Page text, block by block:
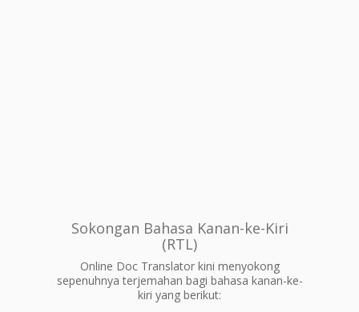
Sokongan Bahasa Kanan-ke-Kiri
(RTL)
Online Doc Translator kini menyokong
sepenuhnya terjemahan bagi bahasa kanan-ke-
kiri yang berikut: